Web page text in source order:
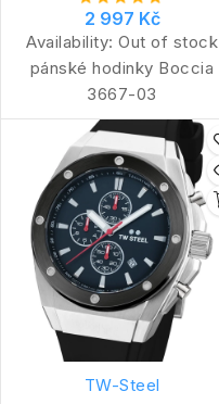
2 997 Kč
Availability: Out of stock
pánské hodinky Boccia
3667-03
TW-Steel